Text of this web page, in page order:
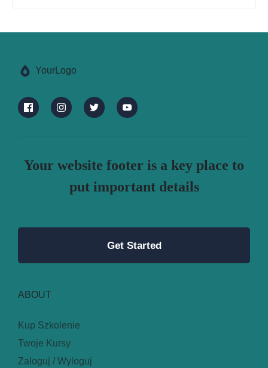
YourLogo
Your website footer is a key place to
put important details
Get Started
ABOUT
Kup Szkolenie
Twoje Kursy
Zaloguj / Wyloguj